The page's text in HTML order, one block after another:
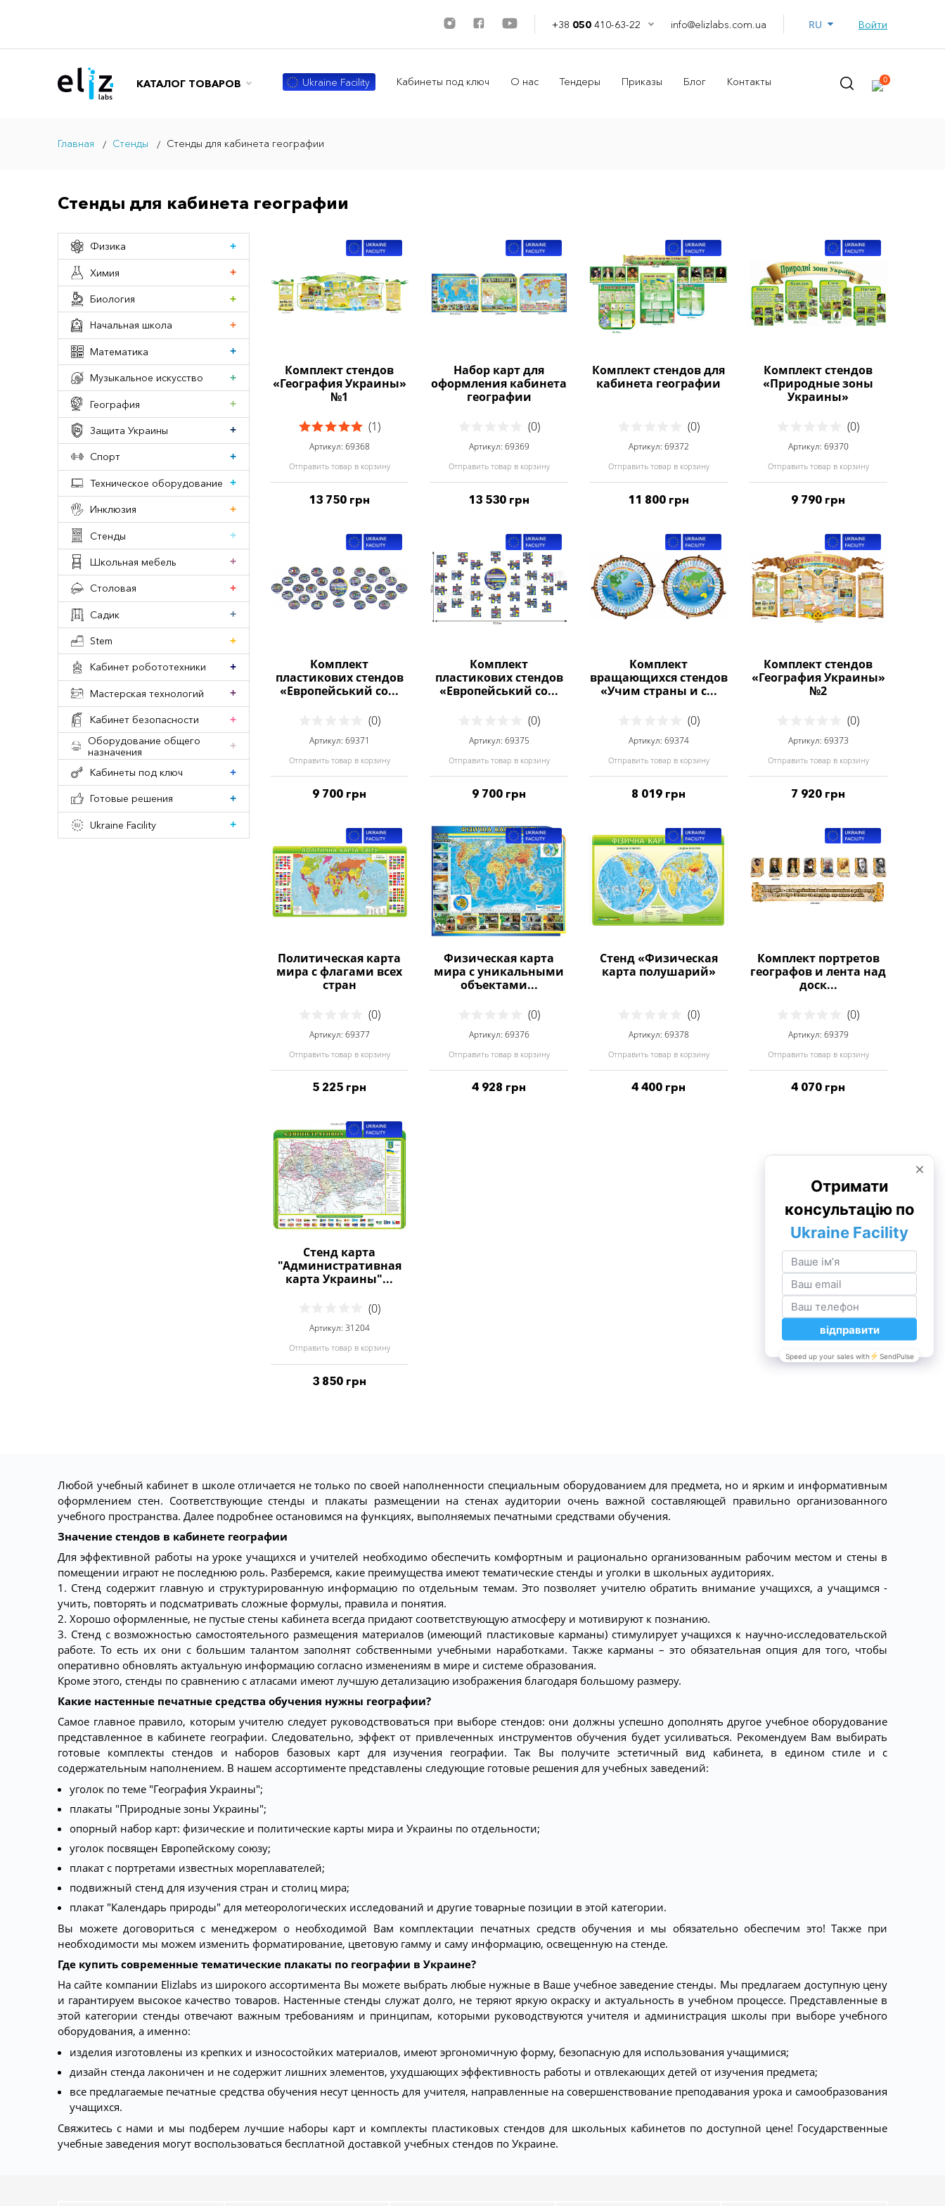
+38 050 410-63-22 info@elizlabs.com.ua Войти
КАТАЛОГ ТОВАРОВ Ukraine Facility Кабинеты под ключ О нас Тендеры Приказы Блог Контакты 0
Главная Стенды Стенды для кабинета географии
Стенды для кабинета географии
Физика
Химия
Биология
Начальная школа
Математика
Музыкальное искусство
География
Защита Украины
Спорт
Техническое оборудование
Инклюзия
Стенды
Школьная мебель
Столовая
Садик
Stem
Кабинет робототехники
Мастерская технологий
Кабинет безопасности
Оборудование общего
назначения
Кабинеты под ключ
Готовые решения
Ukraine Facility
Комплект стендов
«География Украины»
№1
(1)
Артикул: 69368
Отправить товар в корзину
13 750 грн
Набор карт для
оформления кабинета
географии
(0)
Артикул: 69369
Отправить товар в корзину
13 530 грн
Комплект стендов для
кабинета географии
(0)
Артикул: 69372
Отправить товар в корзину
11 800 грн
Комплект стендов
«Природные зоны
Украины»
(0)
Артикул: 69370
Отправить товар в корзину
9 790 грн
Комплект
пластикових стендов
«Европейський со...
(0)
Артикул: 69371
Отправить товар в корзину
9 700 грн
Комплект
пластикових стендов
«Европейський со...
(0)
Артикул: 69375
Отправить товар в корзину
9 700 грн
Комплект
вращающихся стендов
«Учим страны и с...
(0)
Артикул: 69374
Отправить товар в корзину
8 019 грн
Комплект стендов
«География Украины»
№2
(0)
Артикул: 69373
Отправить товар в корзину
7 920 грн
Политическая карта
мира с флагами всех
стран
(0)
Артикул: 69377
Отправить товар в корзину
5 225 грн
Физическая карта
мира с уникальными
объектами...
(0)
Артикул: 69376
Отправить товар в корзину
4 928 грн
Стенд «Физическая
карта полушарий»
(0)
Артикул: 69378
Отправить товар в корзину
4 400 грн
Комплект портретов
географов и лента над
доск...
(0)
Артикул: 69379
Отправить товар в корзину
4 070 грн
Стенд карта
"Административная
карта Украины"...
(0)
Артикул: 31204
Отправить товар в корзину
3 850 грн
Любой учебный кабинет в школе отличается не только по своей наполненности специальным оборудованием для предмета, но и ярким и информативным
оформлением стен. Соответствующие стенды и плакаты размещении на стенах аудитории очень важной составляющей правильно организованного
учебного пространства. Далее подробнее остановимся на функциях, выполняемых печатными средствами обучения.
Значение стендов в кабинете географии
Для эффективной работы на уроке учащихся и учителей необходимо обеспечить комфортным и рационально организованным рабочим местом и стены в
помещении играют не последнюю роль. Разберемся, какие преимущества имеют тематические стенды и уголки в школьных аудиториях.
1. Стенд содержит главную и структурированную информацию по отдельным темам. Это позволяет учителю обратить внимание учащихся, а учащимся -
учить, повторять и подсматривать сложные формулы, правила и понятия.
2. Хорошо оформленные, не пустые стены кабинета всегда придают соответствующую атмосферу и мотивируют к познанию.
3. Стенд с возможностью самостоятельного размещения материалов (имеющий пластиковые карманы) стимулирует учащихся к научно-исследовательской
работе. То есть их они с большим талантом заполнят собственными учебными наработками. Также карманы – это обязательная опция для того, чтобы
оперативно обновлять актуальную информацию согласно изменениям в мире и системе образования.
Кроме этого, стенды по сравнению с атласами имеют лучшую детализацию изображения благодаря большому размеру.
Какие настенные печатные средства обучения нужны географии?
Самое главное правило, которым учителю следует руководствоваться при выборе стендов: они должны успешно дополнять другое учебное оборудование
представленное в кабинете географии. Следовательно, эффект от привлеченных инструментов обучения будет усиливаться. Рекомендуем Вам выбирать
готовые комплекты стендов и наборов базовых карт для изучения географии. Так Вы получите эстетичный вид кабинета, в едином стиле и с
содержательным наполнением. В нашем ассортименте представлены следующие готовые решения для учебных заведений:
уголок по теме "География Украины";
плакаты "Природные зоны Украины";
опорный набор карт: физические и политические карты мира и Украины по отдельности;
уголок посвящен Европейскому союзу;
плакат с портретами известных мореплавателей;
подвижный стенд для изучения стран и столиц мира;
плакат "Календарь природы" для метеорологических исследований и другие товарные позиции в этой категории.
Вы можете договориться с менеджером о необходимой Вам комплектации печатных средств обучения и мы обязательно обеспечим это! Также при
необходимости мы можем изменить форматирование, цветовую гамму и саму информацию, освещенную на стенде.
Где купить современные тематические плакаты по географии в Украине?
На сайте компании Elizlabs из широкого ассортимента Вы можете выбрать любые нужные в Ваше учебное заведение стенды. Мы предлагаем доступную цену
и гарантируем высокое качество товаров. Настенные стенды служат долго, не теряют яркую окраску и актуальность в учебном процессе. Представленные в
этой категории стенды отвечают важным требованиям и принципам, которыми руководствуются учителя и администрация школы при выборе учебного
оборудования, а именно:
изделия изготовлены из крепких и износостойких материалов, имеют эргономичную форму, безопасную для использования учащимися;
дизайн стенда лаконичен и не содержит лишних элементов, ухудшающих эффективность работы и отвлекающих детей от изучения предмета;
все предлагаемые печатные средства обучения несут ценность для учителя, направленные на совершенствование преподавания урока и самообразования
учащихся.
Свяжитесь с нами и мы подберем лучшие наборы карт и комплекты пластиковых стендов для школьных кабинетов по доступной цене! Государственные
учебные заведения могут воспользоваться бесплатной доставкой учебных стендов по Украине.